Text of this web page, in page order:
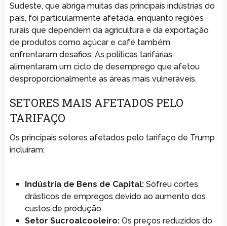
Sudeste, que abriga muitas das principais indústrias do
país, foi particularmente afetada, enquanto regiões
rurais que dependem da agricultura e da exportação
de produtos como açúcar e café também
enfrentaram desafios. As políticas tarifárias
alimentaram um ciclo de desemprego que afetou
desproporcionalmente as áreas mais vulneráveis.
SETORES MAIS AFETADOS PELO
TARIFAÇO
Os principais setores afetados pelo tarifaço de Trump
incluíram:
Indústria de Bens de Capital:Sofreu cortes
drásticos de empregos devido ao aumento dos
custos de produção.
Setor Sucroalcooleiro:Os preços reduzidos do